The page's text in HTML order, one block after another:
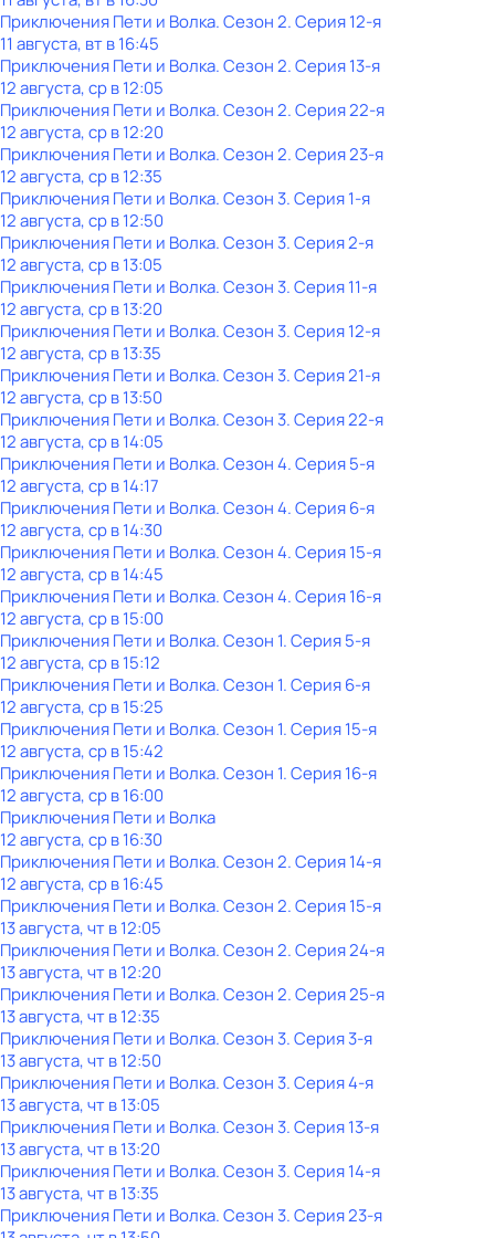
Приключения Пети и Волка. Сезон 2. Серия 12-я
11 августа, вт в 16:45
Приключения Пети и Волка. Сезон 2. Серия 13-я
12 августа, ср в 12:05
Приключения Пети и Волка. Сезон 2. Серия 22-я
12 августа, ср в 12:20
Приключения Пети и Волка. Сезон 2. Серия 23-я
12 августа, ср в 12:35
Приключения Пети и Волка. Сезон 3. Серия 1-я
12 августа, ср в 12:50
Приключения Пети и Волка. Сезон 3. Серия 2-я
12 августа, ср в 13:05
Приключения Пети и Волка. Сезон 3. Серия 11-я
12 августа, ср в 13:20
Приключения Пети и Волка. Сезон 3. Серия 12-я
12 августа, ср в 13:35
Приключения Пети и Волка. Сезон 3. Серия 21-я
12 августа, ср в 13:50
Приключения Пети и Волка. Сезон 3. Серия 22-я
12 августа, ср в 14:05
Приключения Пети и Волка. Сезон 4. Серия 5-я
12 августа, ср в 14:17
Приключения Пети и Волка. Сезон 4. Серия 6-я
12 августа, ср в 14:30
Приключения Пети и Волка. Сезон 4. Серия 15-я
12 августа, ср в 14:45
Приключения Пети и Волка. Сезон 4. Серия 16-я
12 августа, ср в 15:00
Приключения Пети и Волка. Сезон 1. Серия 5-я
12 августа, ср в 15:12
Приключения Пети и Волка. Сезон 1. Серия 6-я
12 августа, ср в 15:25
Приключения Пети и Волка. Сезон 1. Серия 15-я
12 августа, ср в 15:42
Приключения Пети и Волка. Сезон 1. Серия 16-я
12 августа, ср в 16:00
Приключения Пети и Волка
12 августа, ср в 16:30
Приключения Пети и Волка. Сезон 2. Серия 14-я
12 августа, ср в 16:45
Приключения Пети и Волка. Сезон 2. Серия 15-я
13 августа, чт в 12:05
Приключения Пети и Волка. Сезон 2. Серия 24-я
13 августа, чт в 12:20
Приключения Пети и Волка. Сезон 2. Серия 25-я
13 августа, чт в 12:35
Приключения Пети и Волка. Сезон 3. Серия 3-я
13 августа, чт в 12:50
Приключения Пети и Волка. Сезон 3. Серия 4-я
13 августа, чт в 13:05
Приключения Пети и Волка. Сезон 3. Серия 13-я
13 августа, чт в 13:20
Приключения Пети и Волка. Сезон 3. Серия 14-я
13 августа, чт в 13:35
Приключения Пети и Волка. Сезон 3. Серия 23-я